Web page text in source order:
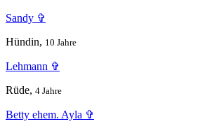
Sandy ✞
Hündin, 10 Jahre
Lehmann ✞
Rüde, 4 Jahre
Betty ehem. Ayla ✞